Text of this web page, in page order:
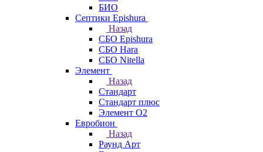
БИО
Септики Epishura
Назад
СБО Epishura
СБО Hara
СБО Nitella
Элемент
Назад
Стандарт
Стандарт плюс
Элемент О2
Евробион
Назад
Раунд Арт